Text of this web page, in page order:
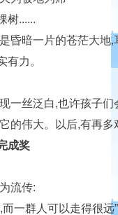
树......
昏暗一片的苍茫大地
有力。
一丝泛白,也许孩子
的伟大。以后,有再
成奖
流传:
一群人可以走得很远